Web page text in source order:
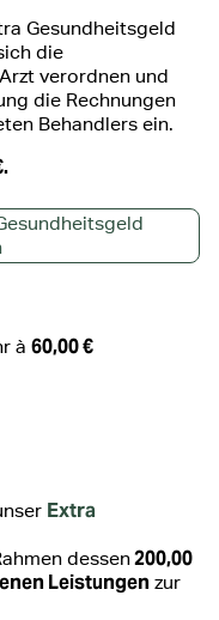
Gesundheitsgeld
die
verordnen und
die Rechnungen
Behandlers ein.
à 60,00 €
Extra
dessen200,00
Leistungen zur